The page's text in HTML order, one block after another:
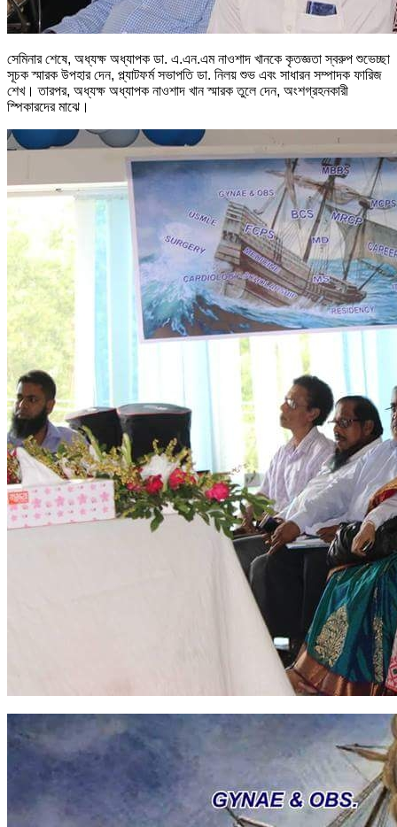
সেমিনার শেষে, অধ্যক্ষ অধ্যাপক ডা. এ.এন.এম নাওশাদ খানকে কৃতজ্ঞতা স্বরুপ শুভেচ্ছা
সূচক স্মারক উপহার দেন, প্ল্যাটফর্ম সভাপতি ডা. নিলয় শুভ এবং সাধারন সম্পাদক ফারিজ
শেখ। তারপর, অধ্যক্ষ অধ্যাপক নাওশাদ খান স্মারক তুলে দেন, অংশগ্রহনকারী
স্পিকারদের মাঝে।